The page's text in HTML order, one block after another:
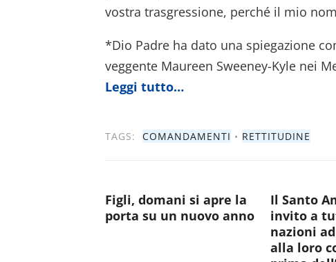
vostra trasgressione, perché il mio
*Dio Padre ha dato una spiegazione
veggente Maureen Sweeney-Kyle nei
Leggi tutto…
TAGS: COMANDAMENTI • RETTITUDINE
Figli, domani si apre la
porta su un nuovo anno
Il Santo
invito a
nazioni
alla loro